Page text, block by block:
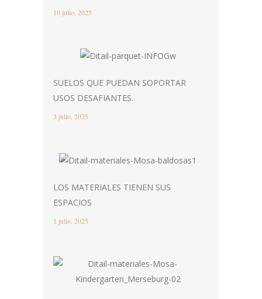
10 julio, 2025
SUELOS QUE PUEDAN SOPORTAR
USOS DESAFIANTES.
3 julio, 2025
LOS MATERIALES TIENEN SUS
ESPACIOS
1 julio, 2025